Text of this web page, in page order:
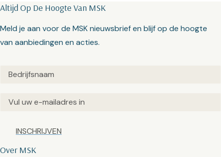
Over MSK
Altijd Op De Hoogte Van MSK
Meld je aan voor de MSK nieuwsbrief en blijf op de hoogte
van aanbiedingen en acties.
Untitled(Vereist)
Email(Vereist)
Captcha